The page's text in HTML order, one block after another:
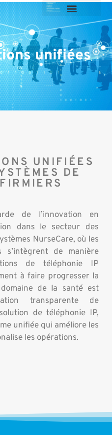
unifiées
UNIFIÉES
DE
de l’innovation en
dans le secteur des
NurseCare, où les
s’intègrent de manière
de téléphonie IP
à faire progresser la
de la santé est
transparente de
de téléphonie IP,
unifiée qui améliore les
les opérations.